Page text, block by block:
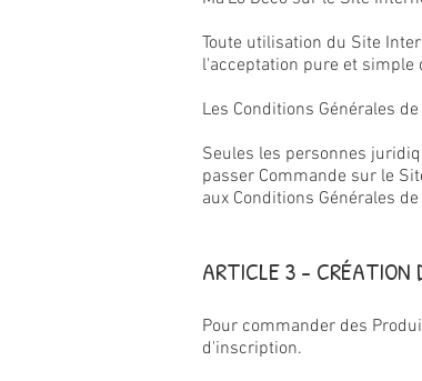
Toute utilisation du Site
l'acceptation pure et simple
Les Conditions Générales
Seules les personnes
passer Commande sur le
aux Conditions Générales
ARTICLE 3 - CRÉATION
Pour commander des
d'inscription.